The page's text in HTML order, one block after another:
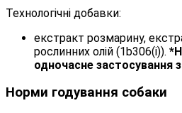
Технологічні добавки:
екстракт розмарину,
рослинних олій (1b306(i)).
одночасне застосування
Норми годування собаки